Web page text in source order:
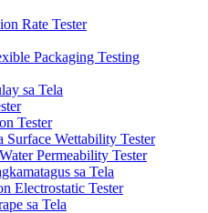
Rate Tester
Packaging Testing
sa Tela
Tester
Surface Wettability Tester
Permeability Tester
sa Tela
Electrostatic Tester
sa Tela